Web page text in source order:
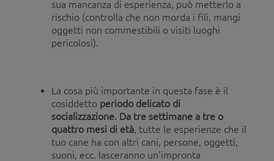
sua mancanza di esperienza, può metterlo a
rischio (controlla che non morda i fili, mangi
oggetti non commestibili o visiti luoghi
pericolosi).
La cosa più importante in questa fase è il
cosiddetto periodo delicato di
socializzazione. Da tre settimane a tre o
quattro mesi di età, tutte le esperienze che il
tuo cane ha con altri cani, persone, oggetti,
suoni, ecc. lasceranno un'impronta